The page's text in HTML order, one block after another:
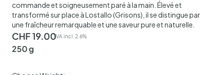
commande et soigneusement paré à la main. Élevé et
transformé sur place à Lostallo (Grisons), il se distingue par
une fraîcheur remarquable et une saveur pure et naturelle.
CHF19.00TVA incl. 2.6%
250 g